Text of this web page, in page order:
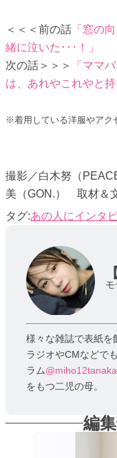
＜＜＜前の話 「窓の
緒に泣いた･･･！」
次の話＞＞＞
「ママ
は、あれやこれやと持
※着用している洋服やアク
撮影／白木努（
美（GON.） 取材＆
あの人にインタ
様々な雑誌で表紙を
ラジオやCMなどで
ラム@miho12tanaka
をもつ二児の母。
編